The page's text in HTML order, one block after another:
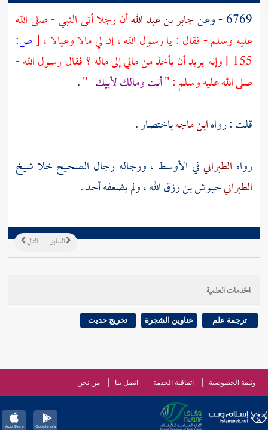
6769 - وعن جابر بن عبد اللهأن رجلا أتى النبي - صلى الله
عليه وسلم - فقال : يا رسول الله ، إن لي مالا وعيالا ،[ص:
155 ] وإنه يريد أن يأخذ من مالي إلى ماله ؟ فقال رسول الله -
صلى الله عليه وسلم : "أنت ومالك لأبيك "
.
قلت : رواهابن ماجهباختصار .
رواه الطبرانيفي الأوسط ، ورجاله رجال الصحيح خلا شيخ
الطبرانيحبوش بن رزق الله، ولم يضعفه أحد .
التالي السابق
الخدمات العلمية
ترجمة علم عناوين الشجرة تخريج حديث
وثيقة الخصوصية اتفاقية الخدمة اتصل بنا من نحن